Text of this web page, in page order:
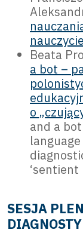
Beata
a bot –
o
and a
‘sentient
SESJA